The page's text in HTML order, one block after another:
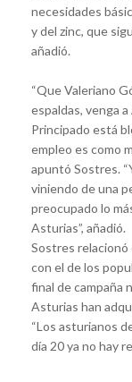
necesidades
y del zinc, que
añadió.
“Que Valeriano
espaldas, venga
Principado está
empleo es como
apuntó Sostres.
viniendo de una
preocupado lo
Asturias”, añadió.
Sostres
con el de los
final de campaña
Asturias han
“Los asturianos
día 20 ya no hay